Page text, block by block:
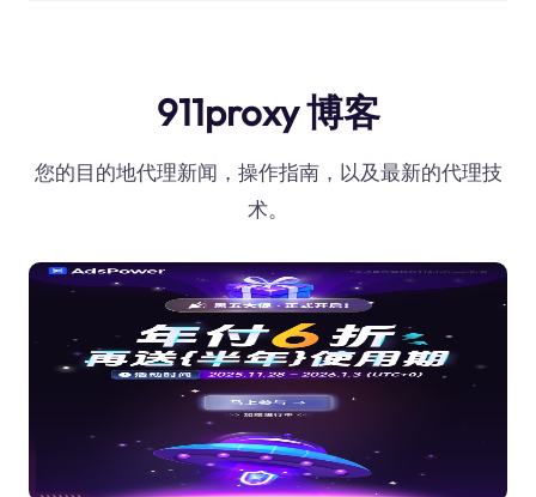
911proxy 博客
您的目的地代理新闻，操作指南，以及最新的代理技
术。